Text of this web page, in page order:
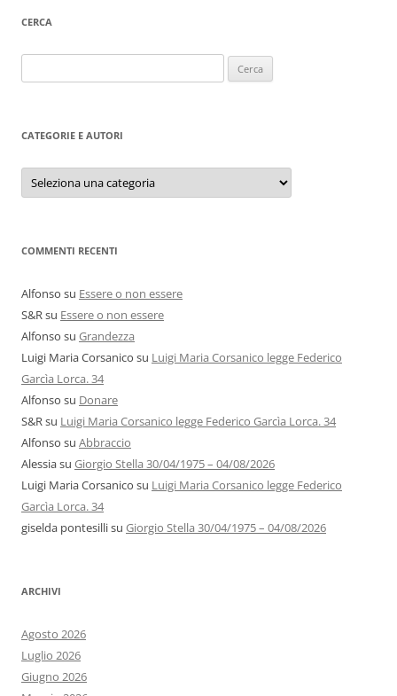
CERCA
per:
CATEGORIE E AUTORI
Categorie
autori
COMMENTI RECENTI
Alfonso su Essere o non essere
S&Rsu Essere o non essere
Alfonso su Grandezza
Luigi Maria Corsanico su Luigi Maria Corsanico legge Federico
Garcìa Lorca. 34
Alfonso su Donare
S&Rsu Luigi Maria Corsanico legge Federico Garcìa Lorca. 34
Alfonso su Abbraccio
Alessiasu Giorgio Stella 30/04/1975 – 04/08/2026
Luigi Maria Corsanico su Luigi Maria Corsanico legge Federico
Garcìa Lorca. 34
giselda pontesillisu Giorgio Stella 30/04/1975 – 04/08/2026
ARCHIVI
Agosto 2026
Luglio 2026
Giugno 2026